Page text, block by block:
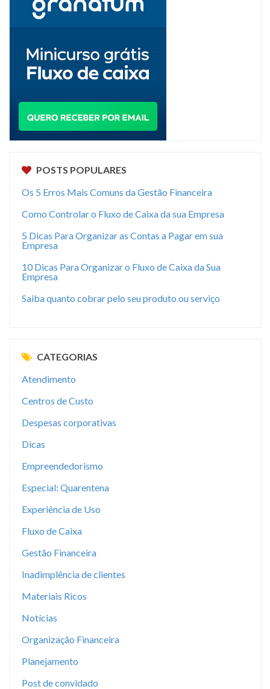
POSTS POPULARES
Os 5 Erros Mais Comuns da Gestão Financeira
Como Controlar o Fluxo de Caixa da sua Empresa
5 Dicas Para Organizar as Contas a Pagar em sua
Empresa
10 Dicas Para Organizar o Fluxo de Caixa da Sua
Empresa
Saiba quanto cobrar pelo seu produto ou serviço
CATEGORIAS
Atendimento
Centros de Custo
Despesas corporativas
Dicas
Empreendedorismo
Especial: Quarentena
Experiência de Uso
Fluxo de Caixa
Gestão Financeira
Inadimplência de clientes
Materiais Ricos
Notícias
Organização Financeira
Planejamento
Post de convidado